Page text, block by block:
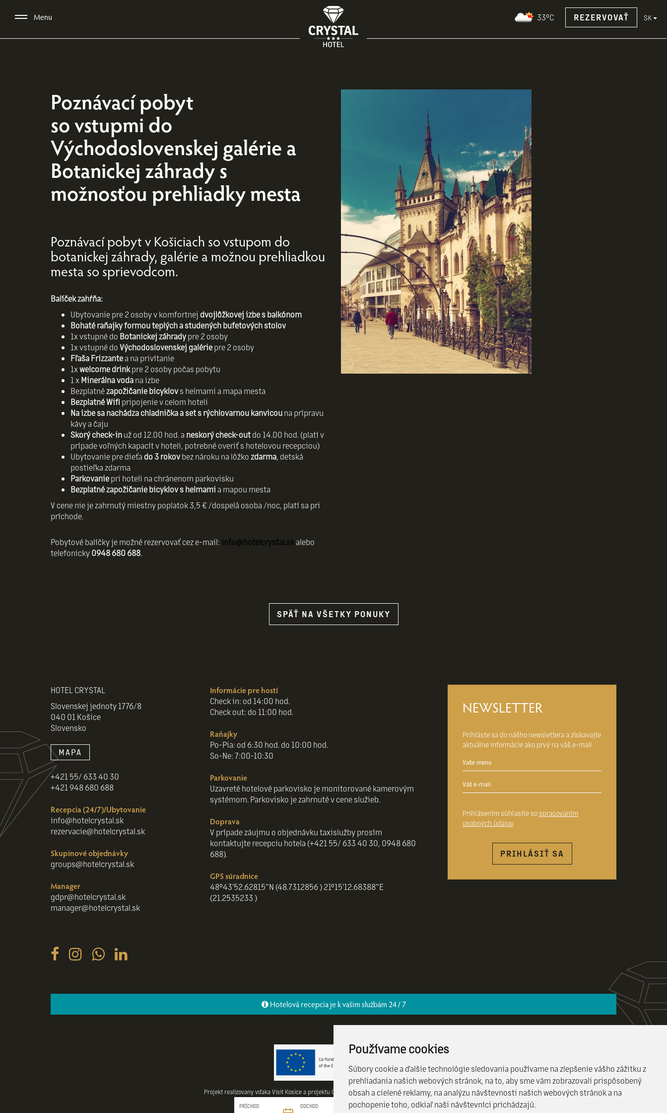
Používame cookies
Súbory cookie a ďalšie technológie sledovania používame na zlepšenie vášho zážitku z
prehliadania našich webových stránok, na to, aby sme vám zobrazovali prispôsobený
obsah a cielené reklamy, na analýzu návštevnosti našich webových stránok a na
pochopenie toho, odkiaľ naši návštevníci prichádzajú.
33°C REZERVOVAŤ SK
Menu
Poznávací pobyt
so vstupmi do
Východoslovenskej galérie a
Botanickej záhrady s
možnosťou prehliadky mesta
Poznávací pobyt v Košiciach so vstupom do
botanickej záhrady, galérie a možnou prehliadkou
mesta so sprievodcom.
Balíček zahŕňa:
Ubytovanie pre 2 osoby v komfortnej dvojlôžkovej izbe s balkónom
Bohaté raňajky formou teplých a studených bufetových stolov
1x vstupné do Botanickej záhradypre 2 osoby
1x vstupné doVýchodoslovenskej galériepre 2 osoby
Fľaša Frizzantea na privítanie
1xwelcome drinkpre 2 osoby počas pobytu
1 x Minerálna vodana izbe
Bezplatnézapožičanie bicyklovs helmami a mapa mesta
Bezplatné Wifi pripojenie v celom hoteli
Na izbe sa nachádza chladnička a set s rýchlovarnou kanvicouna prípravu
kávy a čaju
Skorý check-inuž od 12.00 hod. a neskorý check-outdo 14.00 hod. (platí v
prípade voľných kapacít v hoteli, potrebné overiť s hotelovou recepciou)
Ubytovanie pre dieťa do 3 rokovbez nároku na lôžkozdarma, detská
postieľka zdarma
Parkovaniepri hoteli na chránenom parkovisku
Bezplatné zapožičanie bicyklov s helmamia mapou mesta
V cene nie je zahrnutý miestny poplatok 3,5 € /dospelá osoba /noc, platí sa pri
príchode.
Pobytové balíčky je možné rezervovať cez e-mail: info@hotelcrystal.skalebo
telefonicky0948 680 688.
SPÄŤ NA VŠETKY PONUKY
HOTEL CRYSTAL
Slovenskej jednoty 1776/8
040 01 Košice
Slovensko
MAPA
+421 55/ 633 40 30
+421 948 680 688
Recepcia (24/7)/Ubytovanie
info@hotelcrystal.sk
rezervacie@hotelcrystal.sk
Skupinové objednávky
groups@hotelcrystal.sk
Manager
gdpr@hotelcrystal.sk
manager@hotelcrystal.sk
Informácie pre hostí
Check in: od 14:00 hod.
Check out: do 11:00 hod.
Raňajky
Po-Pia: od 6:30 hod. do 10:00 hod.
So-Ne: 7:00-10:30
Parkovanie
Uzavreté hotelové parkovisko je monitorované kamerovým
systémom. Parkovisko je zahrnuté v cene služieb.
Doprava
V prípade záujmu o objednávku taxislužby prosím
kontaktujte recepciu hotela (+421 55/ 633 40 30, 0948 680
688).
GPS súradnice
48°43'52.62815"N (48.7312856 ) 21°15'12.68388"E
(21.2535233 )
NEWSLETTER
Prihláste sa do nášho newslettera a získavajte
aktuálne informácie ako prvý na váš e-mail.
Prihlásením súhlasíte so spracovaním
osobných údajov.
PRIHLÁSIŤ SA
Hotelová recepcia je k vašim službám 24 / 7
Projekt realizovany vďaka Visit Kosice a projektu CulTourData a financovany programom COSME EÚ.
PRÍCHOD ODCHOD